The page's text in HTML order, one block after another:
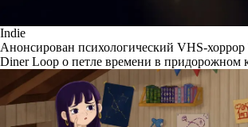
Indie
Анонсирован психологический VHS-
Diner Loop о петле времени в придорожном